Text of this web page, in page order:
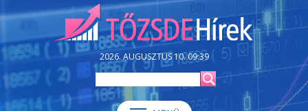
2026. AUGUSZTUS 10. 09:39